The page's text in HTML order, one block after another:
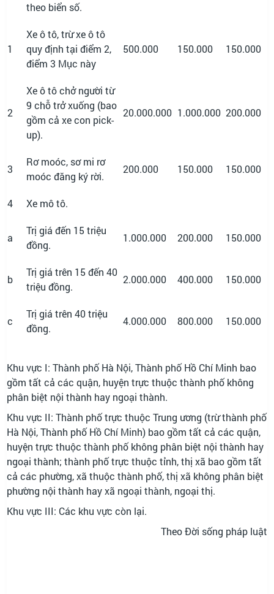
theo biển số.
1
Xe ô tô, trừ xe ô tô
quy định tại điểm 2,
điểm 3 Mục này
500.000 150.000 150.000
2
Xe ô tô chở người từ
9 chỗ trở xuống (bao
gồm cả xe con pick-
up).
20.000.000 1.000.000 200.000
3
Rơ moóc, sơ mi rơ
moóc đăng ký rời.
200.000 150.000 150.000
4 Xe mô tô.
a
Trị giá đến 15 triệu
đồng.
1.000.000 200.000 150.000
b
Trị giá trên 15 đến 40
triệu đồng.
2.000.000 400.000 150.000
c
Trị giá trên 40 triệu
đồng.
4.000.000 800.000 150.000
Khu vực I: Thành phố Hà Nội, Thành phố Hồ Chí Minh bao
gồm tất cả các quận, huyện trực thuộc thành phố không
phân biệt nội thành hay ngoại thành.
Khu vực II: Thành phố trực thuộc Trung ương (trừ thành phố
Hà Nội, Thành phố Hồ Chí Minh) bao gồm tất cả các quận,
huyện trực thuộc thành phố không phân biệt nội thành hay
ngoại thành; thành phố trực thuộc tỉnh, thị xã bao gồm tất
cả các phường, xã thuộc thành phố, thị xã không phân biệt
phường nội thành hay xã ngoại thành, ngoại thị.
Khu vực III: Các khu vực còn lại.
Theo Đời sống pháp luật